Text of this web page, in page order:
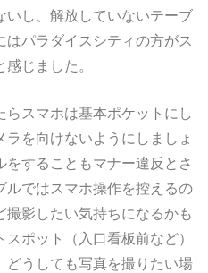
いし、解放していないテーブ
パラダイスシティの方がス
じました。
らスマホは基本ポケットにし
を向けないようにしましょ
をすることもマナー違反とさ
ルではスマホ操作を控えるの
影したい気持ちになるかも
ポット（入口看板前など）
どうしても写真を撮りたい場